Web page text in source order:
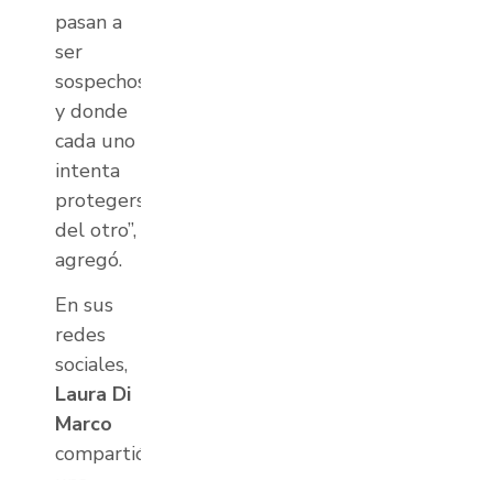
pasan a
ser
sospechosas
y donde
cada uno
intenta
protegerse
del otro”,
agregó.
En sus
redes
sociales,
Laura Di
Marco
compartió